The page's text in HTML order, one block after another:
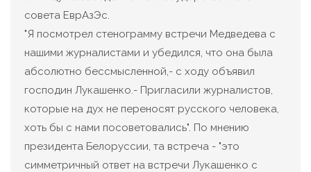
совета ЕврАзЭс.
"Я посмотрел стенограмму встречи Медведева с
нашими журналистами и убедился, что она была
абсолютно бессмысленной,- с ходу объявил
господин Лукашенко.- Пригласили журналистов,
которые на дух не переносят русского человека,
хоть бы с нами посоветовались". По мнению
президента Белоруссии, та встреча - "это
симметричный ответ на встречи Лукашенко с